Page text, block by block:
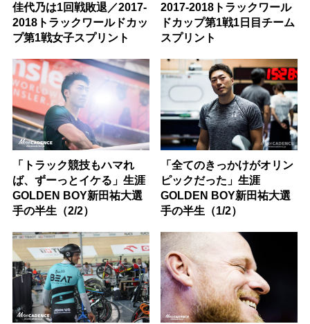
佳代乃は1回戦敗退／2017-
2018トラックワールドカッ
プ第1戦女子スプリント
2017-2018トラックワール
ドカップ第1戦1日目チーム
スプリント
「トラック競技もハマれ
ば、ずーっとイケる」生涯
GOLDEN BOY新田祐大選
手の半生（2/2）
「全てのきっかけがオリン
ピックだった」生涯
GOLDEN BOY新田祐大選
手の半生（1/2）